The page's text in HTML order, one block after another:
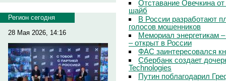
Регион сегодня
28 Мая 2026, 14:16
Отставание Овечкина
шайб
В России разработают
голосов мошенников
Мемориал энергетикам
– открыт в России
ФАС заинтересовался
Сбербанк создает
Technologies
Путин поблагодарил